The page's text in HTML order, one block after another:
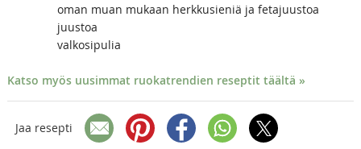
oman muan mukaan herkkusieniä ja fetajuustoa
juustoa
valkosipulia
Katso myös uusimmat ruokatrendien reseptit täältä »
Jaa resepti